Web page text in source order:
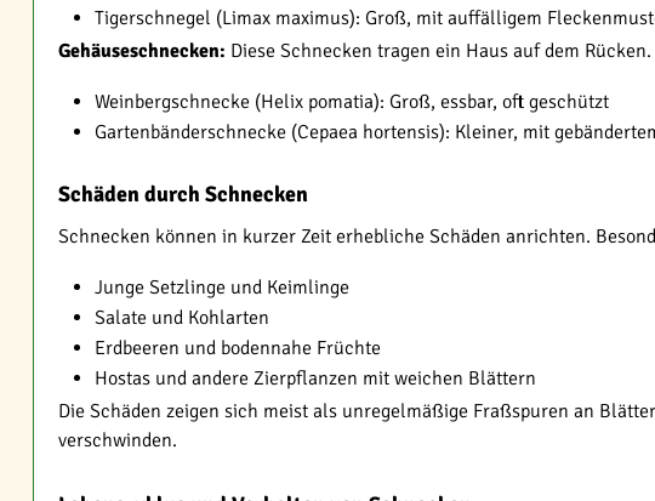
Tigerschnegel (Limax maximus): Groß, mit auffälligem
Gehäuseschnecken: Diese Schnecken tragen ein Haus auf dem
Weinbergschnecke (Helix pomatia): Groß, essbar, oft geschützt
Gartenbänderschnecke (Cepaea hortensis): Kleiner, mit
Schäden durch Schnecken
Schnecken können in kurzer Zeit erhebliche Schäden anrichten.
Junge Setzlinge und Keimlinge
Salate und Kohlarten
Erdbeeren und bodennahe Früchte
Hostas und andere Zierpflanzen mit weichen Blättern
Die Schäden zeigen sich meist als unregelmäßige Fraßspuren an
verschwinden.